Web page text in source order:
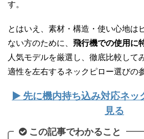
す。
とはいえ、素材・構造・使い心地は
ない方のために、 飛行機での使用に
人気モデルを厳選し、徹底比較して
適性を左右するネックピロー選びの
▶ 先に機内持ち込み対応ネッ
見る
この記事でわかること